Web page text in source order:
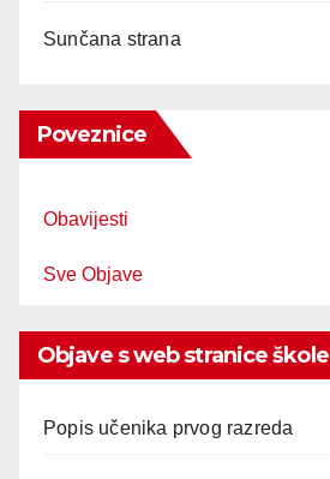
Sunčana strana
Poveznice
Obavijesti
Sve Objave
Objave s web stranice škole
Popis učenika prvog razreda